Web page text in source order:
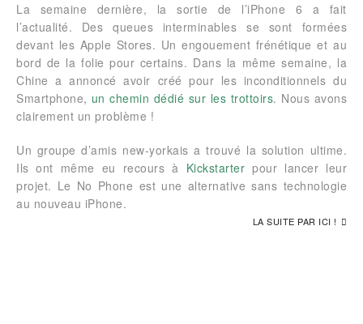
La semaine dernière, la sortie de l’iPhone 6 a fait
l’actualité. Des queues interminables se sont formées
devant les Apple Stores. Un engouement frénétique et au
bord de la folie pour certains. Dans la même semaine, la
Chine a annoncé avoir créé pour les inconditionnels du
Smartphone, un chemin dédié sur les trottoirs. Nous avons
clairement un problème !
Un groupe d’amis new-yorkais a trouvé la solution ultime.
Ils ont même eu recours à Kickstarter pour lancer leur
projet. Le No Phone est une alternative sans technologie
au nouveau iPhone.
LA SUITE PAR ICI !